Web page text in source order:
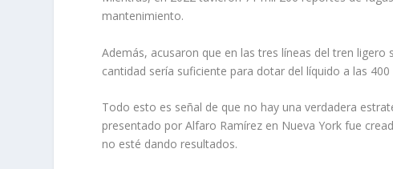
mantenimiento.
Además, acusaron que en las tres líneas del tren
cantidad sería suficiente para dotar del líquido a las
Todo esto es señal de que no hay una verdadera
presentado por Alfaro Ramírez en Nueva York fue
no esté dando resultados.